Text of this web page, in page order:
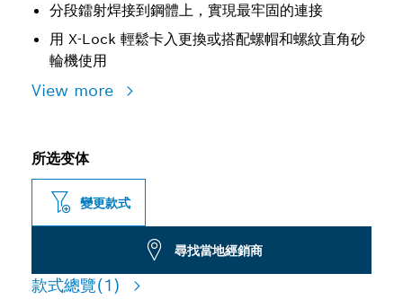
分段鐳射焊接到鋼體上，實現最牢固的連接
用 X-Lock 輕鬆卡入更換或搭配螺帽和螺紋直角砂
輪機使用
View more
所选变体
變更款式
尋找當地經銷商
款式總覽(1)